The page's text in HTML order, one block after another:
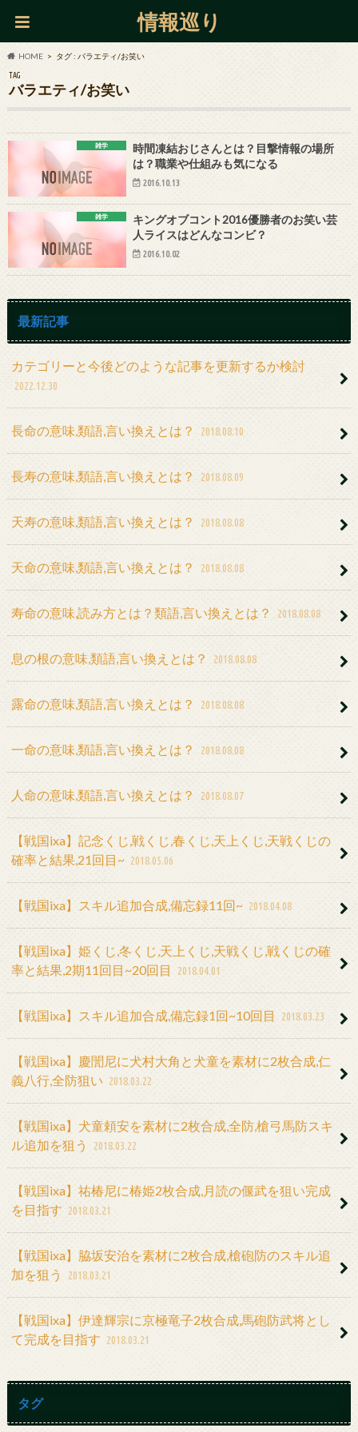
情報巡り
HOME タグ : バラエティ/お笑い
TAG
バラエティ/お笑い
雑学
時間凍結おじさんとは？目撃情報の場所
は？職業や仕組みも気になる
2016.10.13
雑学
キングオブコント2016優勝者のお笑い芸
人ライスはどんなコンビ？
2016.10.02
最新記事
カテゴリーと今後どのような記事を更新するか検討
2022.12.30
長命の意味,類語,言い換えとは？ 2018.08.10
長寿の意味,類語,言い換えとは？ 2018.08.09
天寿の意味,類語,言い換えとは？ 2018.08.08
天命の意味,類語,言い換えとは？ 2018.08.08
寿命の意味,読み方とは？類語,言い換えとは？ 2018.08.08
息の根の意味,類語,言い換えとは？ 2018.08.08
露命の意味,類語,言い換えとは？ 2018.08.08
一命の意味,類語,言い換えとは？ 2018.08.08
人命の意味,類語,言い換えとは？ 2018.08.07
【戦国ixa】記念くじ,戦くじ,春くじ,天上くじ,天戦くじの
確率と結果,21回目~ 2018.05.06
【戦国ixa】スキル追加合成,備忘録11回~ 2018.04.08
【戦国ixa】姫くじ,冬くじ,天上くじ,天戦くじ,戦くじの確
率と結果,2期11回目~20回目
2018.04.01
【戦国ixa】スキル追加合成,備忘録1回~10回目 2018.03.23
【戦国ixa】慶誾尼に犬村大角と犬童を素材に2枚合成,仁
義八行,全防狙い 2018.03.22
【戦国ixa】犬童頼安を素材に2枚合成,全防,槍弓馬防スキ
ル追加を狙う
2018.03.22
【戦国ixa】祐椿尼に椿姫2枚合成,月読の偃武を狙い完成
を目指す 2018.03.21
【戦国ixa】脇坂安治を素材に2枚合成,槍砲防のスキル追
加を狙う
2018.03.21
【戦国ixa】伊達輝宗に京極竜子2枚合成,馬砲防武将とし
て完成を目指す 2018.03.21
タグ